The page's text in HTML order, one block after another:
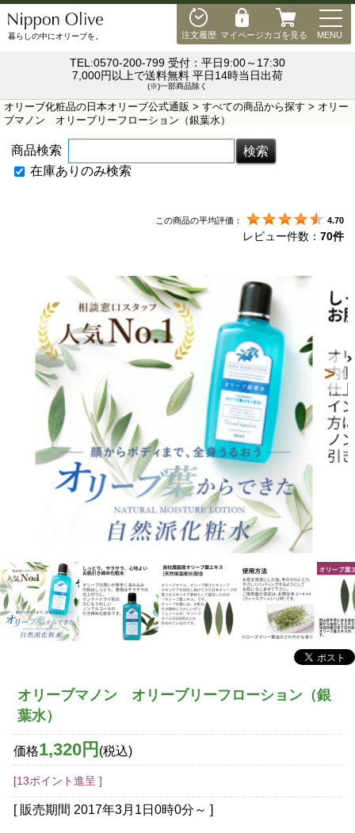
注文履歴 マイページカゴを見る MENU
暮らしの中にオリーブを。
TEL:0570-200-799 受付：平日9:00～17:30
7,000円以上で送料無料 平日14時当日出荷
(※)一部商品除く
オリーブ化粧品の日本オリーブ公式通販 > すべての商品から探す > オリー
ブマノン オリーブリーフローション（銀葉水）
商品検索
在庫ありのみ検索
この商品の平均評価： 4.70
レビュー件数： 70件
オリーブマノン オリーブリーフローション（銀
葉水）
価格1,320円 (税込)
[13ポイント進呈 ]
[ 販売期間 2017年3月1日0時0分 ～ ]